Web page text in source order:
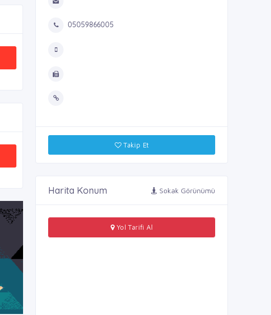
05059866005
Takip Et
Harita Konum Sokak Görünümü
Yol Tarifi Al